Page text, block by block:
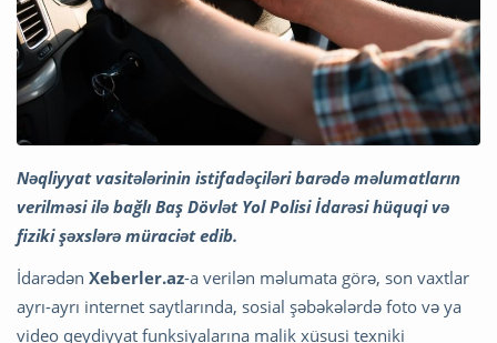
Nəqliyyat vasitələrinin istifadəçiləri barədə məlumatların
verilməsi ilə bağlı Baş Dövlət Yol Polisi İdarəsi hüquqi və
fiziki şəxslərə müraciət edib.
İdarədən Xeberler.az-a verilən məlumata görə, son vaxtlar
ayrı-ayrı internet saytlarında, sosial şəbəkələrdə foto və ya
video qeydiyyat funksiyalarına malik xüsusi texniki